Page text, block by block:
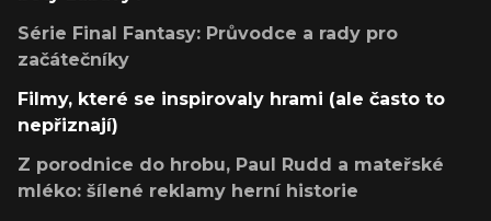
Série Final Fantasy: Průvodce a rady pro
začátečníky
Filmy, které se inspirovaly hrami (ale často to
nepřiznají)
Z porodnice do hrobu, Paul Rudd a mateřské
mléko: šílené reklamy herní historie